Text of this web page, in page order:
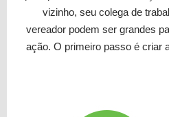
vizinho, seu colega de
vereador podem ser grandes
ação. O primeiro passo é criar